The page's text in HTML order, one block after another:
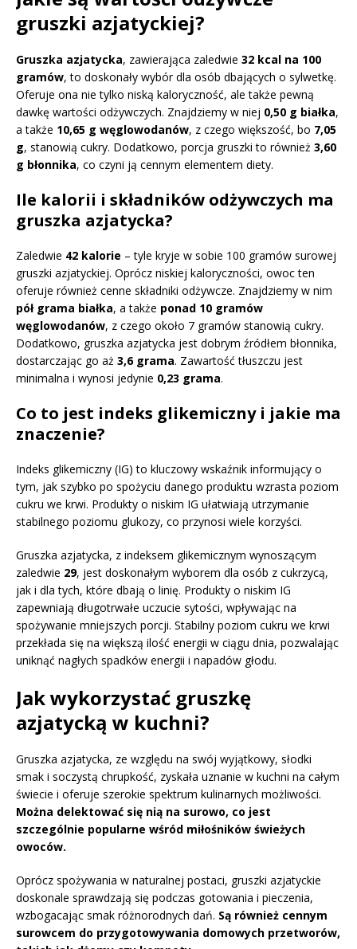
gruszki azjatyckiej?
Gruszka azjatycka, zawierająca zaledwie 32 kcal na 100
gramów, to doskonały wybór dla osób dbających o sylwetkę.
Oferuje ona nie tylko niską kaloryczność, ale także pewną
dawkę wartości odżywczych. Znajdziemy w niej 0,50 g białka,
a także 10,65 g węglowodanów, z czego większość, bo 7,05
g, stanowią cukry. Dodatkowo, porcja gruszki to również 3,60
g błonnika, co czyni ją cennym elementem diety.
Ile kalorii i składników odżywczych ma
gruszka azjatycka?
Zaledwie 42 kalorie – tyle kryje w sobie 100 gramów surowej
gruszki azjatyckiej. Oprócz niskiej kaloryczności, owoc ten
oferuje również cenne składniki odżywcze. Znajdziemy w nim
pół grama białka, a także ponad 10 gramów
węglowodanów, z czego około 7 gramów stanowią cukry.
Dodatkowo, gruszka azjatycka jest dobrym źródłem błonnika,
dostarczając go aż 3,6 grama. Zawartość tłuszczu jest
minimalna i wynosi jedynie 0,23 grama.
Co to jest indeks glikemiczny i jakie ma
znaczenie?
Indeks glikemiczny (IG) to kluczowy wskaźnik informujący o
tym, jak szybko po spożyciu danego produktu wzrasta poziom
cukru we krwi. Produkty o niskim IG ułatwiają utrzymanie
stabilnego poziomu glukozy, co przynosi wiele korzyści.
Gruszka azjatycka, z indeksem glikemicznym wynoszącym
zaledwie 29, jest doskonałym wyborem dla osób z cukrzycą,
jak i dla tych, które dbają o linię. Produkty o niskim IG
zapewniają długotrwałe uczucie sytości, wpływając na
spożywanie mniejszych porcji. Stabilny poziom cukru we krwi
przekłada się na większą ilość energii w ciągu dnia, pozwalając
uniknąć nagłych spadków energii i napadów głodu.
Jak wykorzystać gruszkę
azjatycką w kuchni?
Gruszka azjatycka, ze względu na swój wyjątkowy, słodki
smak i soczystą chrupkość, zyskała uznanie w kuchni na całym
świecie i oferuje szerokie spektrum kulinarnych możliwości.
Można delektować się nią na surowo, co jest
szczególnie popularne wśród miłośników świeżych
owoców.
Oprócz spożywania w naturalnej postaci, gruszki azjatyckie
doskonale sprawdzają się podczas gotowania i pieczenia,
wzbogacając smak różnorodnych dań. Są również cennym
surowcem do przygotowywania domowych przetworów,